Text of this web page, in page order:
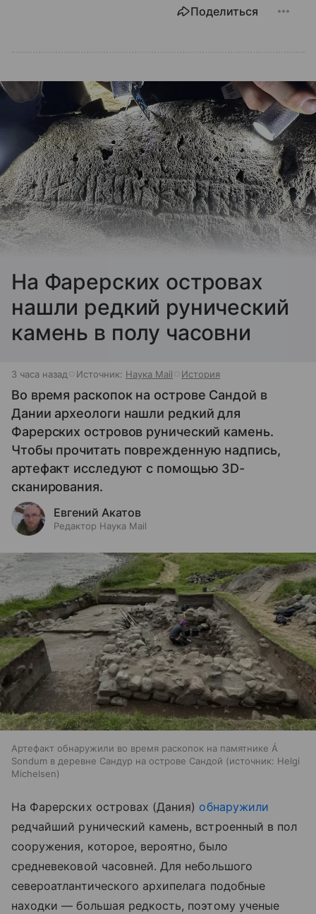
Поделиться
На Фарерских островах
нашли редкий рунический
камень в полу часовни
3 часа назад Источник: Наука Mail История
Во время раскопок на острове Сандой в
Дании археологи нашли редкий для
Фарерских островов рунический камень.
Чтобы прочитать поврежденную надпись,
артефакт исследуют с помощью 3D-
сканирования.
Евгений Акатов
Редактор Наука Mail
Артефакт обнаружили во время раскопок на памятнике Á
Sondum в деревне Сандур на острове Сандой
источник: Helgi
Michelsen
На Фарерских островах (Дания) обнаружили
редчайший рунический камень, встроенный в пол
сооружения, которое, вероятно, было
средневековой часовней. Для небольшого
североатлантического архипелага подобные
находки — большая редкость, поэтому ученые